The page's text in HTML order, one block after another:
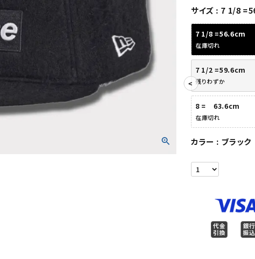
サイズ
7 1/8
7 1/8 =56.6cm
在庫切れ
7 1/2 =59.6cm
残りわずか
8 = 63.6cm
在庫切れ
カラー ブラック